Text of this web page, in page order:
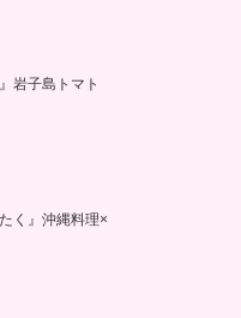
岩子島トマト
く』沖縄料理×